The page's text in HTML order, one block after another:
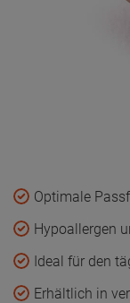
Optimale
Hypoallergen
Ideal für den
Erhältlich in